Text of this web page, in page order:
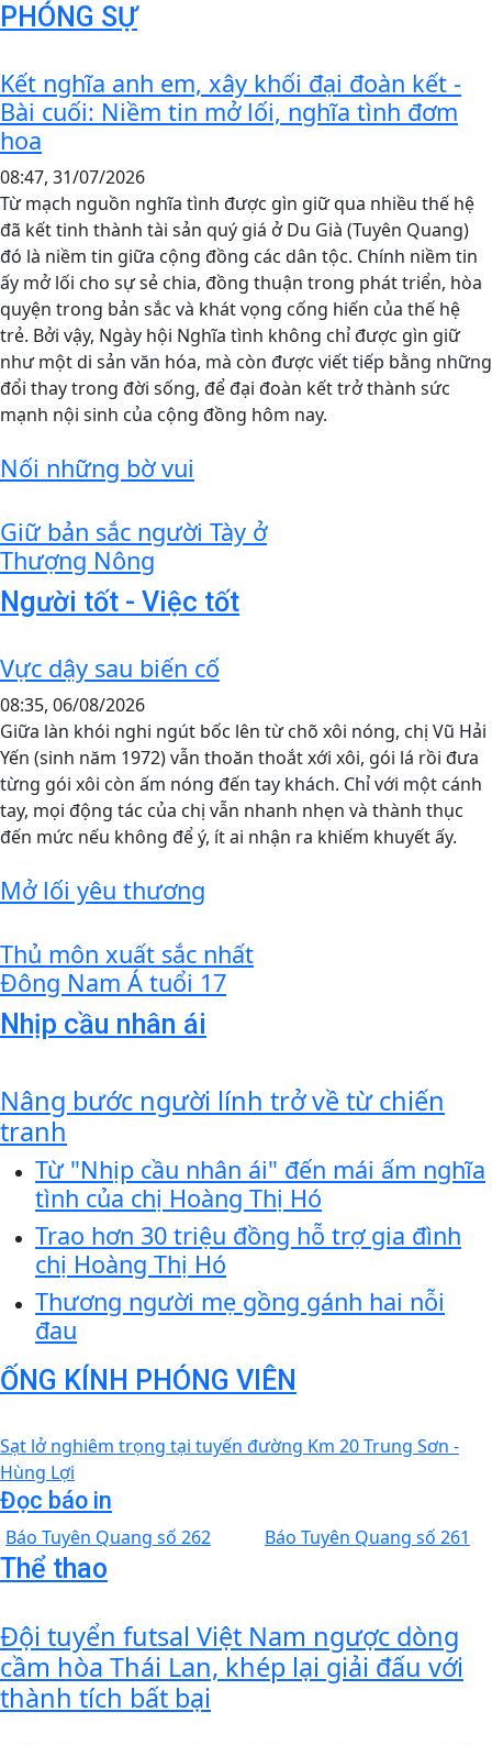
PHÓNG SỰ
Kết nghĩa anh em, xây khối đại đoàn kết -
Bài cuối: Niềm tin mở lối, nghĩa tình đơm
hoa
08:47, 31/07/2026
Từ mạch nguồn nghĩa tình được gìn giữ qua nhiều thế hệ
đã kết tinh thành tài sản quý giá ở Du Già (Tuyên Quang)
đó là niềm tin giữa cộng đồng các dân tộc. Chính niềm tin
ấy mở lối cho sự sẻ chia, đồng thuận trong phát triển, hòa
quyện trong bản sắc và khát vọng cống hiến của thế hệ
trẻ. Bởi vậy, Ngày hội Nghĩa tình không chỉ được gìn giữ
như một di sản văn hóa, mà còn được viết tiếp bằng những
đổi thay trong đời sống, để đại đoàn kết trở thành sức
mạnh nội sinh của cộng đồng hôm nay.
Nối những bờ vui
Giữ bản sắc người Tày ở
Thượng Nông
Người tốt - Việc tốt
Vực dậy sau biến cố
08:35, 06/08/2026
Giữa làn khói nghi ngút bốc lên từ chõ xôi nóng, chị Vũ Hải
Yến (sinh năm 1972) vẫn thoăn thoắt xới xôi, gói lá rồi đưa
từng gói xôi còn ấm nóng đến tay khách. Chỉ với một cánh
tay, mọi động tác của chị vẫn nhanh nhẹn và thành thục
đến mức nếu không để ý, ít ai nhận ra khiếm khuyết ấy.
Mở lối yêu thương
Thủ môn xuất sắc nhất
Đông Nam Á tuổi 17
Nhịp cầu nhân ái
Nâng bước người lính trở về từ chiến
tranh
Từ "Nhịp cầu nhân ái" đến mái ấm nghĩa
tình của chị Hoàng Thị Hó
Trao hơn 30 triệu đồng hỗ trợ gia đình
chị Hoàng Thị Hó
Thương người mẹ gồng gánh hai nỗi
đau
ỐNG KÍNH PHÓNG VIÊN
Sạt lở nghiêm trọng tại tuyến đường Km 20 Trung Sơn -
Hùng Lợi
Đọc báo in
Báo Tuyên Quang số 262 Báo Tuyên Quang số 261
Thể thao
Đội tuyển futsal Việt Nam ngược dòng
cầm hòa Thái Lan, khép lại giải đấu với
thành tích bất bại